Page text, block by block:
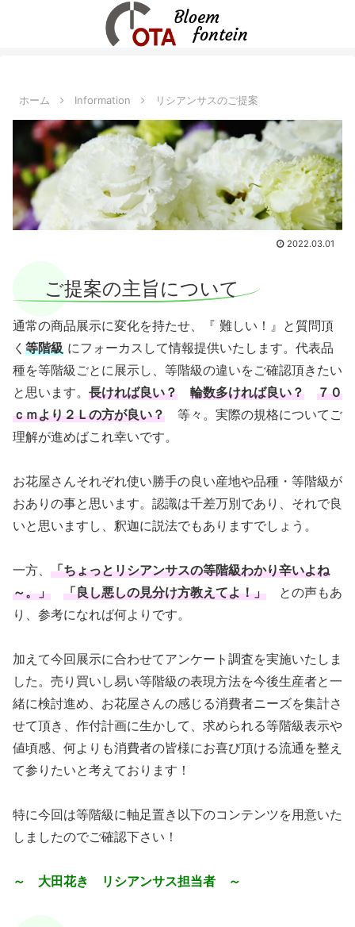
ホーム Information リシアンサスのご提案
2022.03.01
ご提案の主旨について
通常の商品展示に変化を持たせ、『 難しい！』と質問頂
く 等階級 にフォーカスして情報提供いたします。代表品
種を等階級ごとに展示し、等階級の違いをご確認頂きたい
と思います。 長ければ良い？ 輪数多ければ良い？
７０
ｃｍより２Ｌの方が良い？ 等々。実際の規格についてご
理解が進めばこれ幸いです。
お花屋さんそれぞれ使い勝手の良い産地や品種・等階級が
おありの事と思います。認識は千差万別であり、それで良
いと思いますし、釈迦に説法でもありますでしょう。
一方、 「ちょっとリシアンサスの等階級わかり辛いよね
～。」
「良し悪しの見分け方教えてよ！」 との声もあ
り、参考になれば何よりです。
加えて今回展示に合わせてアンケート調査を実施いたしま
した。売り買いし易い等階級の表現方法を今後生産者と一
緒に検討進め、お花屋さんの感じる消費者ニーズを集計さ
せて頂き、作付計画に生かして、求められる等階級表示や
値頃感、何よりも消費者の皆様にお喜び頂ける流通を整え
て参りたいと考えております！
特に今回は等階級に軸足置き以下のコンテンツを用意いた
しましたのでご確認下さい！
～ 大田花き リシアンサス担当者 ～